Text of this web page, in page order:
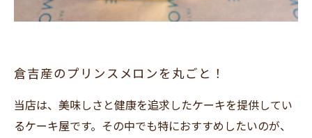
倉吉産のプリンスメロンを丸ごと！
当店は、美味しさと健康を追求したケーキを提供してい
るケーキ屋です。その中でも特におすすめしたいのが、